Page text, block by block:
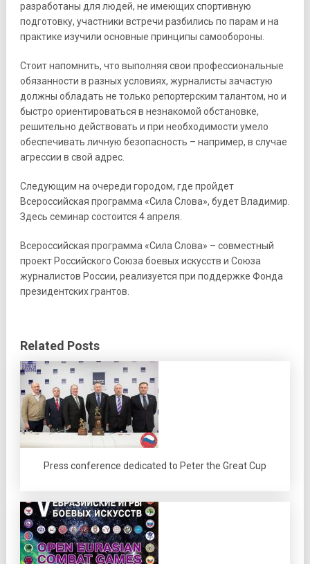
разработаны для людей, не имеющих спортивную
подготовку, участники встречи разбились по парам и на
практике изучили основные принципы самообороны.
Стоит напомнить, что выполняя свои профессиональные
обязанности в разных условиях, журналисты зачастую
должны обладать не только репортерским талантом, но и
быстро ориентироваться в незнакомой обстановке,
решительно действовать и при необходимости умело
обеспечивать личную безопасность – например, в случае
агрессии в свой адрес.
Следующим на очереди городом, где пройдет
Всероссийская программа «Сила Слова», будет Владимир.
Здесь семинар состоится 4 апреля.
Всероссийская программа «Сила Слова» – совместный
проект Российского Союза боевых искусств и Союза
журналистов России, реализуется при поддержке Фонда
президентских грантов.
Related Posts
Press conference dedicated to Peter the Great Cup